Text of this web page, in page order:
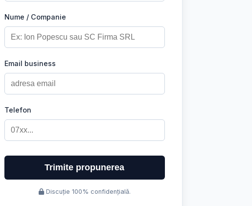
Nume / Companie
Email business
Telefon
Trimite propunerea
Discuție 100% confidențială.